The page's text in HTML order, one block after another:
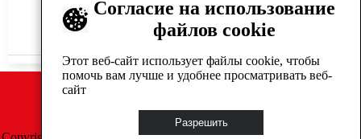
Нет в наличии
Согласие на использование
файлов cookie
Этот веб-сайт использует файлы cookie, чтобы
помочь вам лучше и удобнее просматривать веб-
сайт
Разрешить